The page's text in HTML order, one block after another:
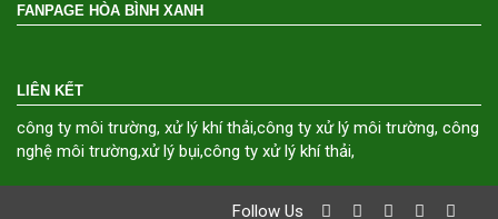
FANPAGE HÒA BÌNH XANH
LIÊN KẾT
công ty môi trường, xử lý khí thải,công ty xử lý môi trường, công
nghệ môi trường,xử lý bụi,công ty xử lý khí thải,
Follow Us